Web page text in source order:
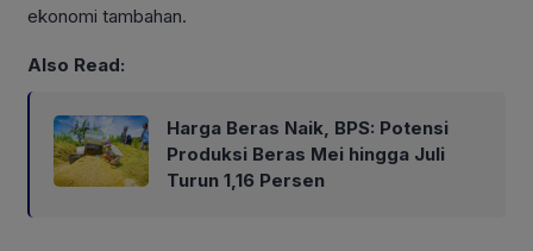
ekonomi tambahan.
Also Read:
Harga Beras Naik, BPS: Potensi
Produksi Beras Mei hingga Juli
Turun 1,16 Persen